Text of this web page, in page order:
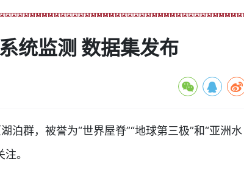
统监测 数据集发布
群，被誉为“世界屋脊”“地球第三极”和“亚洲水
。